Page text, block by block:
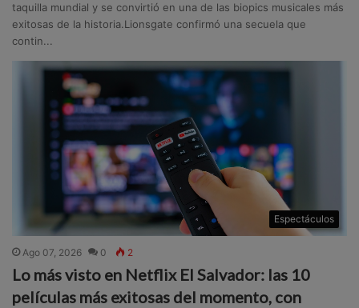
taquilla mundial y se convirtió en una de las biopics musicales más
exitosas de la historia.Lionsgate confirmó una secuela que
contin...
Espectáculos
Ago 07, 2026 0 2
Lo más visto en Netflix El Salvador: las 10
películas más exitosas del momento, con